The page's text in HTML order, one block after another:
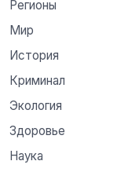
Регионы
Мир
История
Криминал
Экология
Здоровье
Наука